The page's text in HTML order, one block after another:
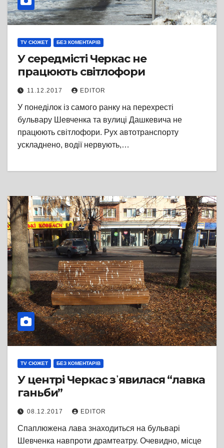
TV СЮЖЕТ БЕЗ КОМЕНТАРІВ
У середмісті Черкас не
працюють світлофори
11.12.2017 EDITOR
У понеділок із самого ранку на перехресті
бульвару Шевченка та вулиці Дашкевича не
працюють світлофори. Рух автотранспорту
ускладнено, водії нервують,…
TV СЮЖЕТ БЕЗ КОМЕНТАРІВ
У центрі Черкас з᾽явилася “лавка
ганьби”
08.12.2017 EDITOR
Спаплюжена лава знаходиться на бульварі
Шевченка навпроти драмтеатру. Очевидно, місце